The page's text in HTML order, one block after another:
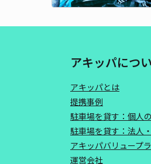
アキッパにつ
アキッパとは
提携事例
駐車場を貸す：個人
駐車場を貸す：法人
アキッパバリュープ
運営会社